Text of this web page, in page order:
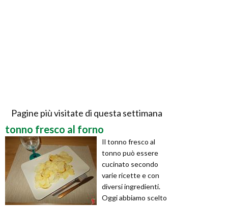
Pagine più visitate di questa settimana
tonno fresco al forno
Il tonno fresco al
tonno può essere
cucinato secondo
varie ricette e con
diversi ingredienti.
Oggi abbiamo scelto